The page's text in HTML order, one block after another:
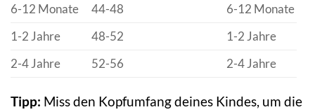
6-12 Monate
44-48
6-12 Monate
1-2 Jahre
48-52
1-2 Jahre
2-4 Jahre
52-56 2-4 Jahre
Tipp: Miss den Kopfumfang deines Kindes, um die